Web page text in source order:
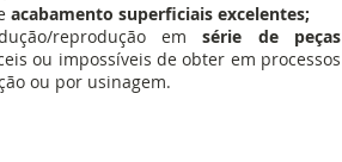
acabamento superficiais excelentes;
reprodução emsérie de peças
ou impossíveis de obter em processos
ou por usinagem.